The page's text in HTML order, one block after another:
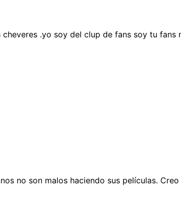
.yo soy del clup de fans soy tu
no son malos haciendo sus películas.